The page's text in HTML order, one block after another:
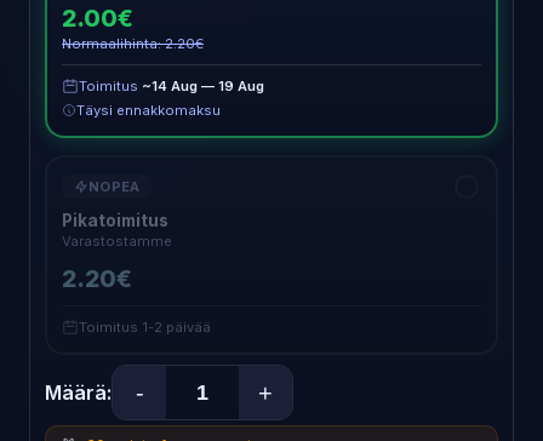
2.00€
Normaalihinta: 2.20€
Toimitus ~14 Aug — 19 Aug
Täysi ennakkomaksu
NOPEA
Pikatoimitus
Varastostamme
2.20€
Toimitus 1-2 päivää
Määrä: - +